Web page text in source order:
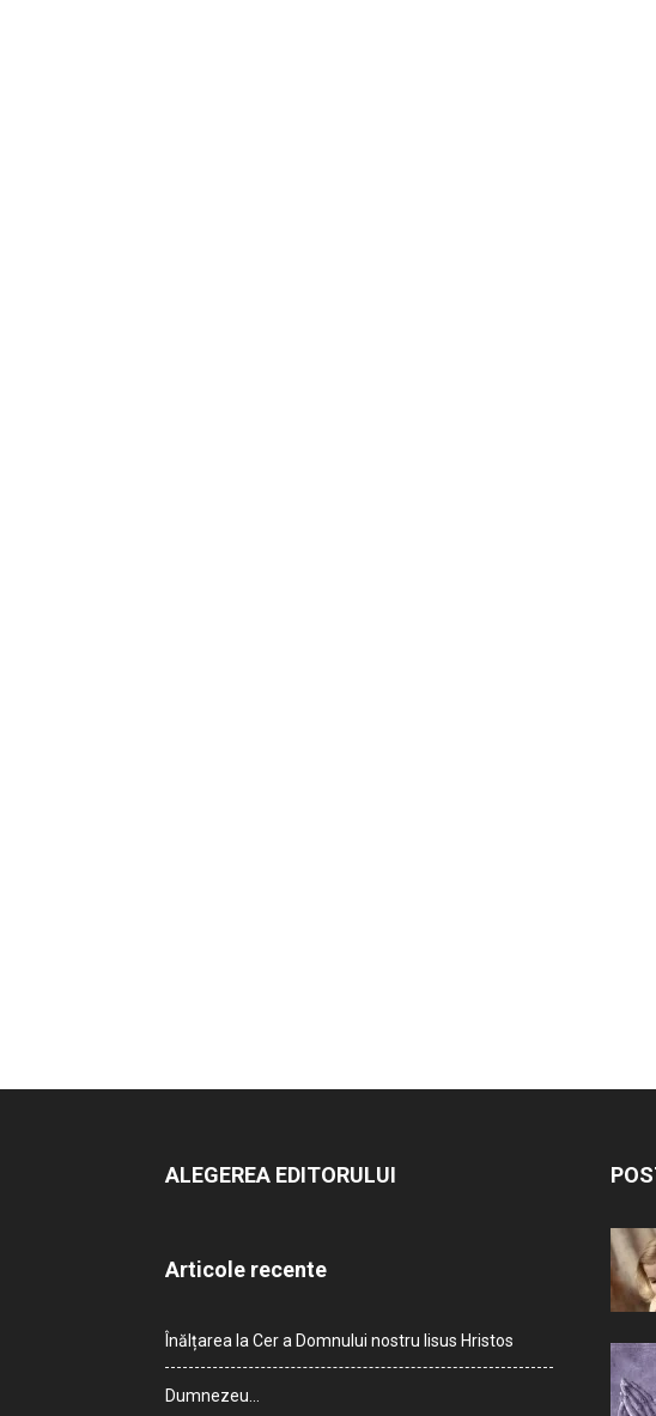
ALEGEREA EDITORULUI
Articole recente
Înălțarea la Cer a Domnului nostru Iisus Hristos
Dumnezeu…